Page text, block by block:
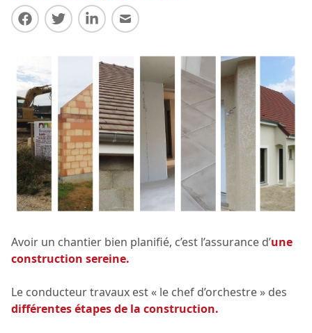
Partager sur Facebook
Partager sur Twitter
Partager sur LinkedIn
Partager par E-mail
Avoir un chantier bien planifié, c’est l’assurance d’une
construction sereine.
Le conducteur travaux est « le chef d’orchestre » des
différentes étapes de la construction.